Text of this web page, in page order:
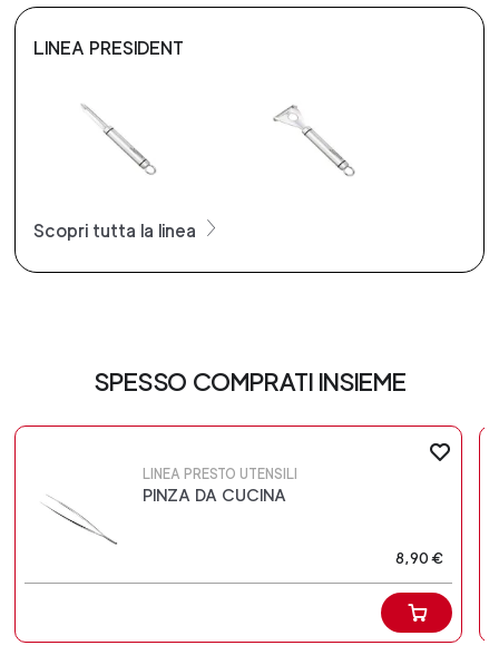
LINEA PRESIDENT
Scopri tutta la linea
SPESSO COMPRATI INSIEME
LINEA PRESTO UTENSILI
PINZA DA CUCINA
8,90 €